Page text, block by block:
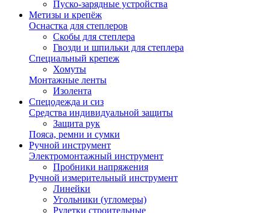
Пуско-зарядные устройства
Метизы и крепёж
Оснастка для степлеров
Скобы для степлера
Гвозди и шпильки для степлера
Специальный крепеж
Хомуты
Монтажные ленты
Изолента
Спецодежда и сиз
Средства индивидуальной защиты
Защита рук
Пояса, ремни и сумки
Ручной инструмент
Электромонтажный инструмент
Пробники напряжения
Ручной измерительный инструмент
Линейки
Угольники (угломеры)
Рулетки строительные